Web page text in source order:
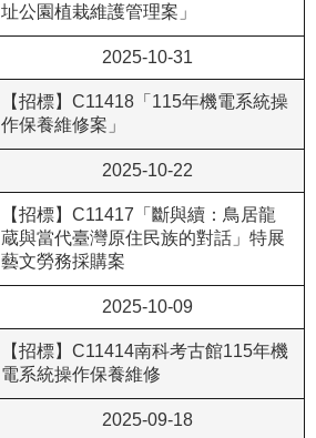
址公園植栽維護管理案」
2025-10-31
【招標】C11418「115年機電系統操
作保養維修案」
2025-10-22
【招標】C11417「斷與續：鳥居龍
蔵與當代臺灣原住民族的對話」特展
藝文勞務採購案
2025-10-09
【招標】C11414南科考古館115年機
電系統操作保養維修
2025-09-18